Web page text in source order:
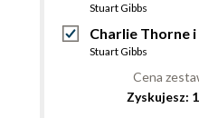
Stuart Gibbs
Charlie Thorne
Stuart Gibbs
Cena
Zyskujesz: